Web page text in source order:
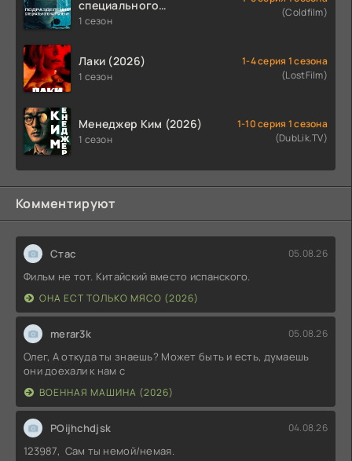
специального
назначения (2026)
1 сезон
(Coldfilm)
Лаки (2026)
1 сезон
1-4 серия 1 сезона
(LostFilm)
Менеджер Ким (2026)
1 сезон
1-10 серия 1 сезона
(DubLik.TV)
Комментируют
Стас 05.08.26
Фильм не тот. Китайский вместо испанского.
ОНА ЕСТ ТОЛЬКО МЯСО (2026)
merar3k 05.08.26
Олег, А откуда ты знаешь? Может быть и есть, думаешь
они доехали к нам с
ВОЕННАЯ МАШИНА (2026)
POijhchdjsk 04.08.26
123987, Сам ты немой/немая.